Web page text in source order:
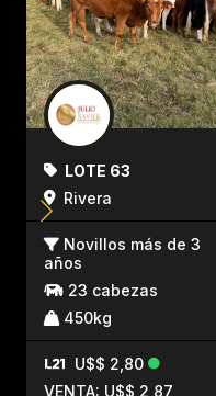
LOTE 63
Rivera
Novillos más de 3
años
23 cabezas
450kg
U$$ 2,80
VENTA: U$$ 2,87